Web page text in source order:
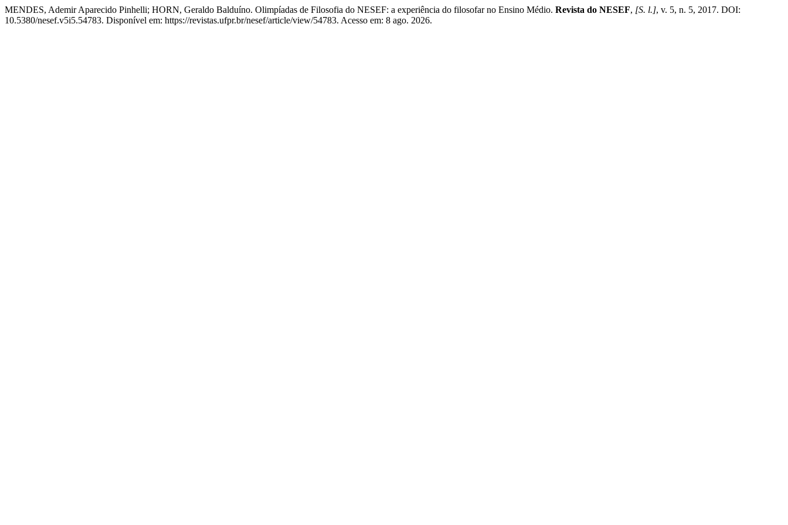
MENDES, Ademir Aparecido Pinhelli; HORN, Geraldo Balduíno. Olimpíadas de Filosofia do NESEF: a experiência do filosofar no Ensino Médio. Revista do NESEF, [S. l.], v. 5, n. 5, 2017. DOI:
10.5380/nesef.v5i5.54783. Disponível em: https://revistas.ufpr.br/nesef/article/view/54783. Acesso em: 8 ago. 2026.